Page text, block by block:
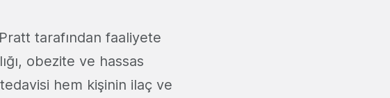
tarafından faaliyete
obezite ve hassas
hem kişinin ilaç ve